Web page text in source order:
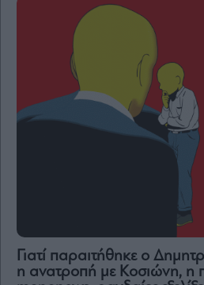
Γιατί παραιτήθηκε ο
η ανατροπή με Κοσιώνη, η